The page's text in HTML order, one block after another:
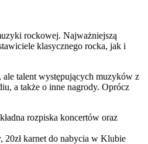
rockowej. Najważniejszą
klasycznego rocka, jak i
ale talent występujących muzyków z
a także o inne nagrody. Oprócz
rozpiska koncertów oraz
20zł karnet do nabycia w Klubie